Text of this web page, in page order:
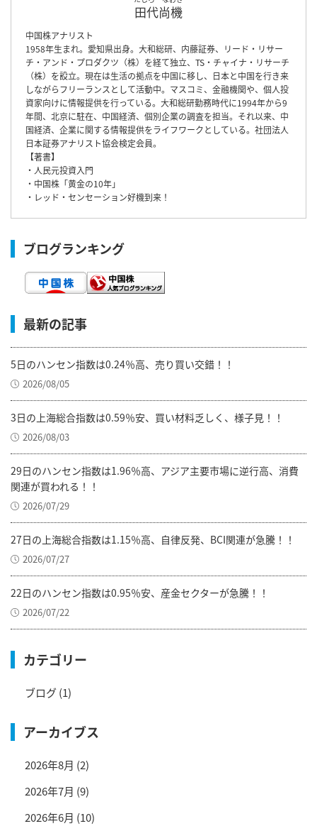
田代尚機
中国株アナリスト
1958年生まれ。愛知県出身。大和総研、内藤証券、リード・リサー
チ・アンド・プロダクツ（株）を経て独立、TS・チャイナ・リサーチ
（株）を設立。現在は生活の拠点を中国に移し、日本と中国を行き来
しながらフリーランスとして活動中。マスコミ、金融機関や、個人投
資家向けに情報提供を行っている。大和総研勤務時代に1994年から9
年間、北京に駐在、中国経済、個別企業の調査を担当。それ以来、中
国経済、企業に関する情報提供をライフワークとしている。社団法人
日本証券アナリスト協会検定会員。
【著書】
・人民元投資入門
・中国株「黄金の10年」
・レッド・センセーション好機到来！
ブログランキング
最新の記事
5日のハンセン指数は0.24％高、売り買い交錯！！
2026/08/05
3日の上海総合指数は0.59％安、買い材料乏しく、様子見！！
2026/08/03
29日のハンセン指数は1.96％高、アジア主要市場に逆行高、消費
関連が買われる！！
2026/07/29
27日の上海総合指数は1.15％高、自律反発、BCI関連が急騰！！
2026/07/27
22日のハンセン指数は0.95％安、産金セクターが急騰！！
2026/07/22
カテゴリー
ブログ(1)
アーカイブス
2026年8月 (2)
2026年7月 (9)
2026年6月 (10)